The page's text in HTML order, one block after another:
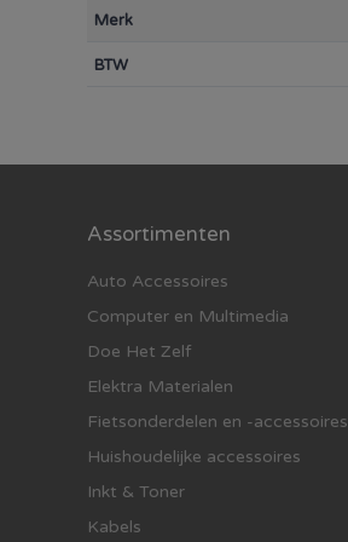
Merk
BTW
Assortimenten
Auto Accessoires
Computer en Multimedia
Doe Het Zelf
Elektra Materialen
Fietsonderdelen en -accessoires
Huishoudelijke accessoires
Inkt & Toner
Kabels